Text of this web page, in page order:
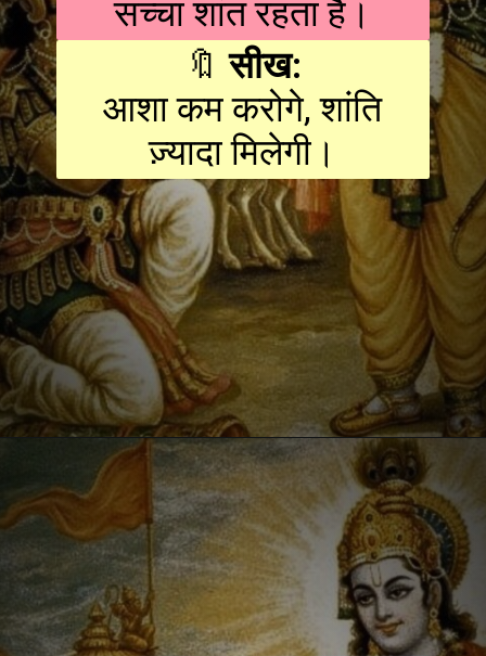
सच्चा शांत रहता है।
🔖सीख:
आशा कम करोगे, शांति
ज़्यादा मिलेगी।